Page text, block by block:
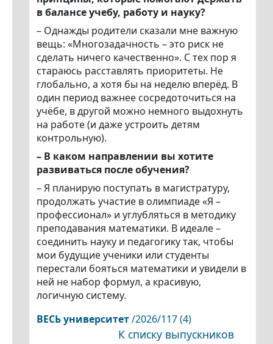
в балансе учебу, работу и науку?
– Однажды родители сказали мне важную
вещь: «Многозадачность – это риск не
сделать ничего качественно». С тех пор я
стараюсь расставлять приоритеты. Не
глобально, а хотя бы на неделю вперёд. В
один период важнее сосредоточиться на
учёбе, в другой можно немного выдохнуть
на работе (и даже устроить детям
контрольную).
– В каком направлении вы хотите
развиваться после обучения?
– Я планирую поступать в магистратуру,
продолжать участие в олимпиаде «Я –
профессионал» и углубляться в методику
преподавания математики. В идеале –
соединить науку и педагогику так, чтобы
мои будущие ученики или студенты
перестали бояться математики и увидели в
ней не набор формул, а красивую,
логичную систему.
ВЕСЬуниверситет/2026/117 (4)
К списку выпускников